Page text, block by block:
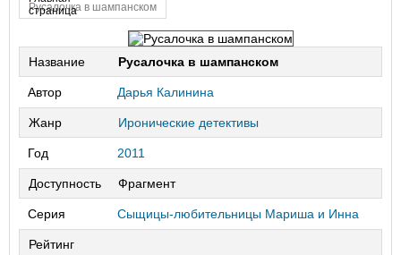
Русалочка в шампанском
Название Русалочка в шампанском
Автор Дарья Калинина
Жанр Иронические детективы
Год 2011
Доступность Фрагмент
Серия Сыщицы-любительницы Мариша и Инна
Рейтинг